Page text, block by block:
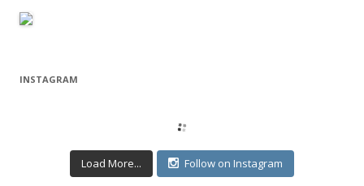
INSTAGRAM
Load More... Follow on Instagram